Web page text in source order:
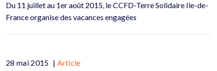
Du 11 juillet au 1er août 2015, le CCFD-Terre Solidaire Ile-de-
France organise des vacances engagées
28 mai 2015 | Article